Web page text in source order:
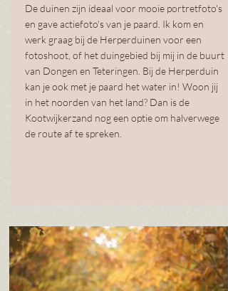
De duinen zijn ideaal voor mooie portretfoto's
en gave actiefoto's van je paard. Ik kom en
werk graag bij de Herperduinen voor een
fotoshoot, of het duingebied bij mij in de buurt
van Dongen en Teteringen. Bij de Herperduin
kan je ook met je paard het water in! Woon jij
in het noorden van het land? Dan is de
Kootwijkerzand nog een optie om halverwege
de route af te spreken.